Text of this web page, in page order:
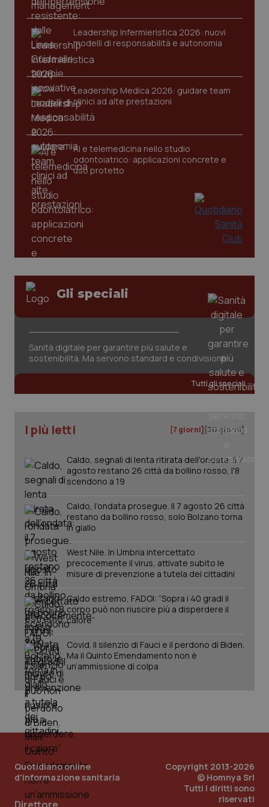
Leadership Infermieristica 2026: nuovi
modelli di responsabilità e autonomia
Leadership Medica 2026: guidare team
clinici ad alte prestazioni
AI e telemedicina nello studio
odontoiatrico: applicazioni concrete e
uso protetto
Gli speciali
Sanità digitale per garantire più salute e
sostenibilità. Ma servono standard e condivisione
Tutti gli speciali
I più letti [7 giorni] [30 giorni]
Caldo, segnali di lenta ritirata dell'ondata: il 7
agosto restano 26 città da bollino rosso, l'8
scendono a 19
Caldo, l’ondata prosegue. Il 7 agosto 26 città
restano da bollino rosso, solo Bolzano torna
in giallo
West Nile. In Umbria intercettato
precocemente il virus, attivate subito le
misure di prevenzione a tutela dei cittadini
Caldo estremo, FADOI: “Sopra i 40 gradi il
corpo può non riuscire più a disperdere il
calore”
Covid. Il silenzio di Fauci e il perdono di Biden.
Ma il Quinto Emendamento non è
un’ammissione di colpa
Quotidiano online
d'informazione sanitaria
Copyright 2013-2026
© Homnya Srl
Tutti i diritti sono
riservati
VISITOR_PRIVACY_METADATA
.youtube.com
CookieScriptConsent
CookieScript
www.quotidianosanita.it
tracking-sites-ironfish-
www.quotidianosanita.it
2
tracking-sites-ironfish-
session-id
www.quotidianosanita.it
.quotidianosanita.it
PHPSESSID